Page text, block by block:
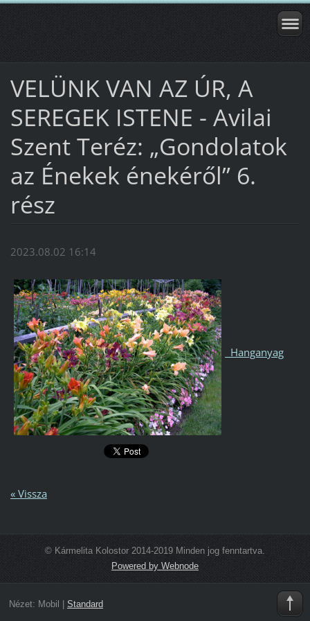
VELÜNK VAN AZ ÚR, A
SEREGEK ISTENE - Avilai
Szent Teréz: „Gondolatok
az Énekek énekéről” 6.
rész
2023.08.02 16:14
Hanganyag
« Vissza
© Kármelita Kolostor 2014-2019 Minden jog fenntartva.
Powered by Webnode
Nézet: Mobil Standard